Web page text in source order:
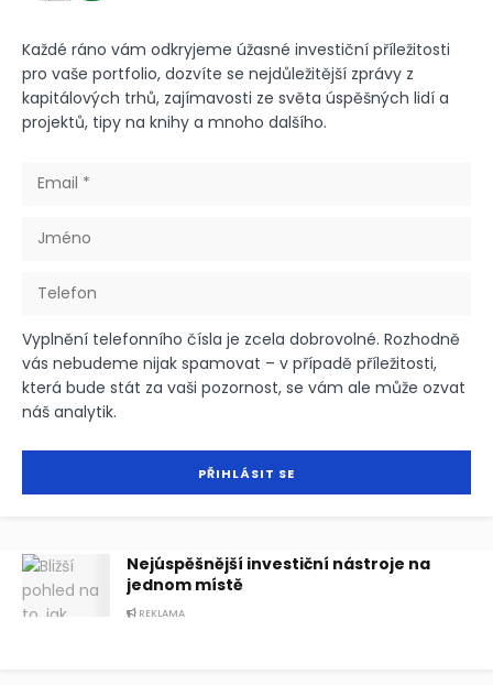
Každé ráno vám odkryjeme úžasné investiční příležitosti
pro vaše portfolio, dozvíte se nejdůležitější zprávy z
kapitálových trhů, zajímavosti ze světa úspěšných lidí a
projektů, tipy na knihy a mnoho dalšího.
Vyplnění telefonního čísla je zcela dobrovolné. Rozhodně
vás nebudeme nijak spamovat – v případě příležitosti,
která bude stát za vaši pozornost, se vám ale může ozvat
náš analytik.
Nejúspěšnější investiční nástroje na
jednom místě
REKLAMA